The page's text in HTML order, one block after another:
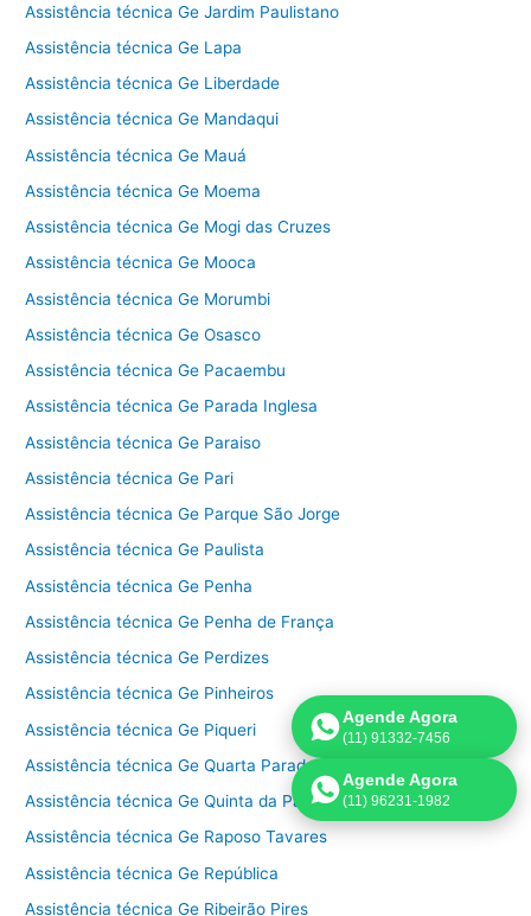
Assistência técnica Ge Jardim Paulistano
Assistência técnica Ge Lapa
Assistência técnica Ge Liberdade
Assistência técnica Ge Mandaqui
Assistência técnica Ge Mauá
Assistência técnica Ge Moema
Assistência técnica Ge Mogi das Cruzes
Assistência técnica Ge Mooca
Assistência técnica Ge Morumbi
Assistência técnica Ge Osasco
Assistência técnica Ge Pacaembu
Assistência técnica Ge Parada Inglesa
Assistência técnica Ge Paraiso
Assistência técnica Ge Pari
Assistência técnica Ge Parque São Jorge
Assistência técnica Ge Paulista
Assistência técnica Ge Penha
Assistência técnica Ge Penha de França
Assistência técnica Ge Perdizes
Assistência técnica Ge Pinheiros
Assistência técnica Ge Piqueri
Assistência técnica Ge Quarta Parada
Assistência técnica Ge Quinta da Paineira
Assistência técnica Ge Raposo Tavares
Assistência técnica Ge República
Assistência técnica Ge Ribeirão Pires
Agende Agora
(11) 91332-7456
Agende Agora
(11) 96231-1982